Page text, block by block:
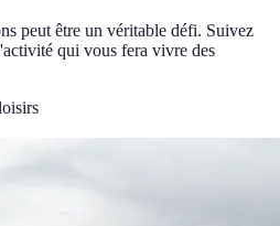
peut être un véritable défi. Suivez
qui vous fera vivre des